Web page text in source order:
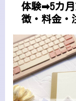
体験➡5カ
徴・料金・